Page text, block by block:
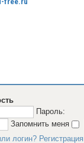
Пароль:
Запомнить меня
логин? Регистрация